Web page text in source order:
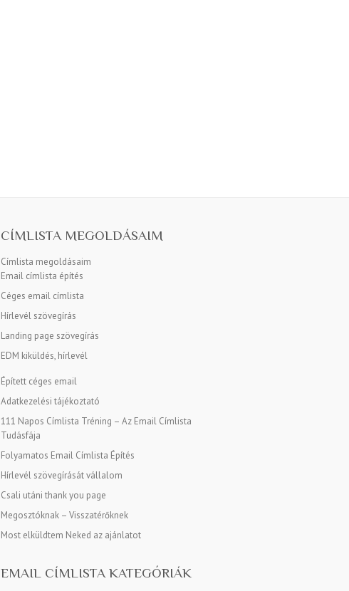
CÍMLISTA MEGOLDÁSAIM
Címlista megoldásaim
Email címlista építés
Céges email címlista
Hírlevél szövegírás
Landing page szövegírás
EDM kiküldés, hírlevél
Épített céges email
Adatkezelési tájékoztató
111 Napos Címlista Tréning – Az Email Címlista
Tudásfája
Folyamatos Email Címlista Építés
Hírlevél szövegírását vállalom
Csali utáni thank you page
Megosztóknak – Visszatérőknek
Most elküldtem Neked az ajánlatot
EMAIL CÍMLISTA KATEGÓRIÁK